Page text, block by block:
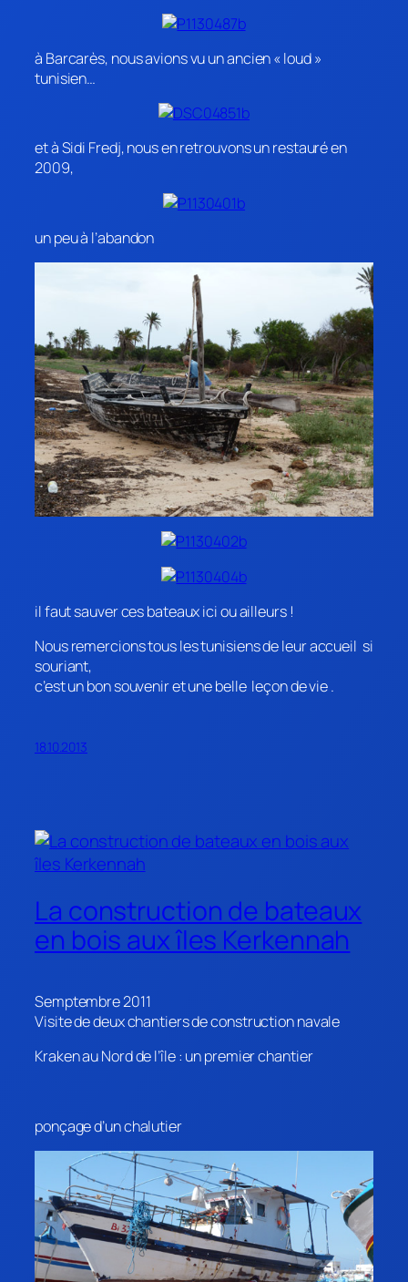
à Barcarès, nous avions vu un ancien « loud »
tunisien…
et à Sidi Fredj, nous en retrouvons un restauré en
2009,
un peu à l’abandon
il faut sauver ces bateaux ici ou ailleurs !
Nous remercions tous les tunisiens de leur accueil si
souriant,
c’est un bon souvenir et une belle leçon de vie .
18.10.2013
La construction de bateaux
en bois aux îles Kerkennah
Semptembre 2011
Visite de deux chantiers de construction navale
Kraken au Nord de l’île : un premier chantier
ponçage d’un chalutier